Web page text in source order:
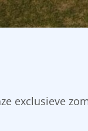
exclusieve